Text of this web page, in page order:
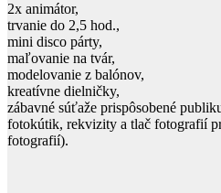
2x animátor,
trvanie do 2,5 hod.,
mini disco párty,
maľovanie na tvár,
modelovanie z balónov,
kreatívne dielničky,
zábavné súťaže prispôsobené
fotokútik, rekvizity a tlač fotografií
fotografií).